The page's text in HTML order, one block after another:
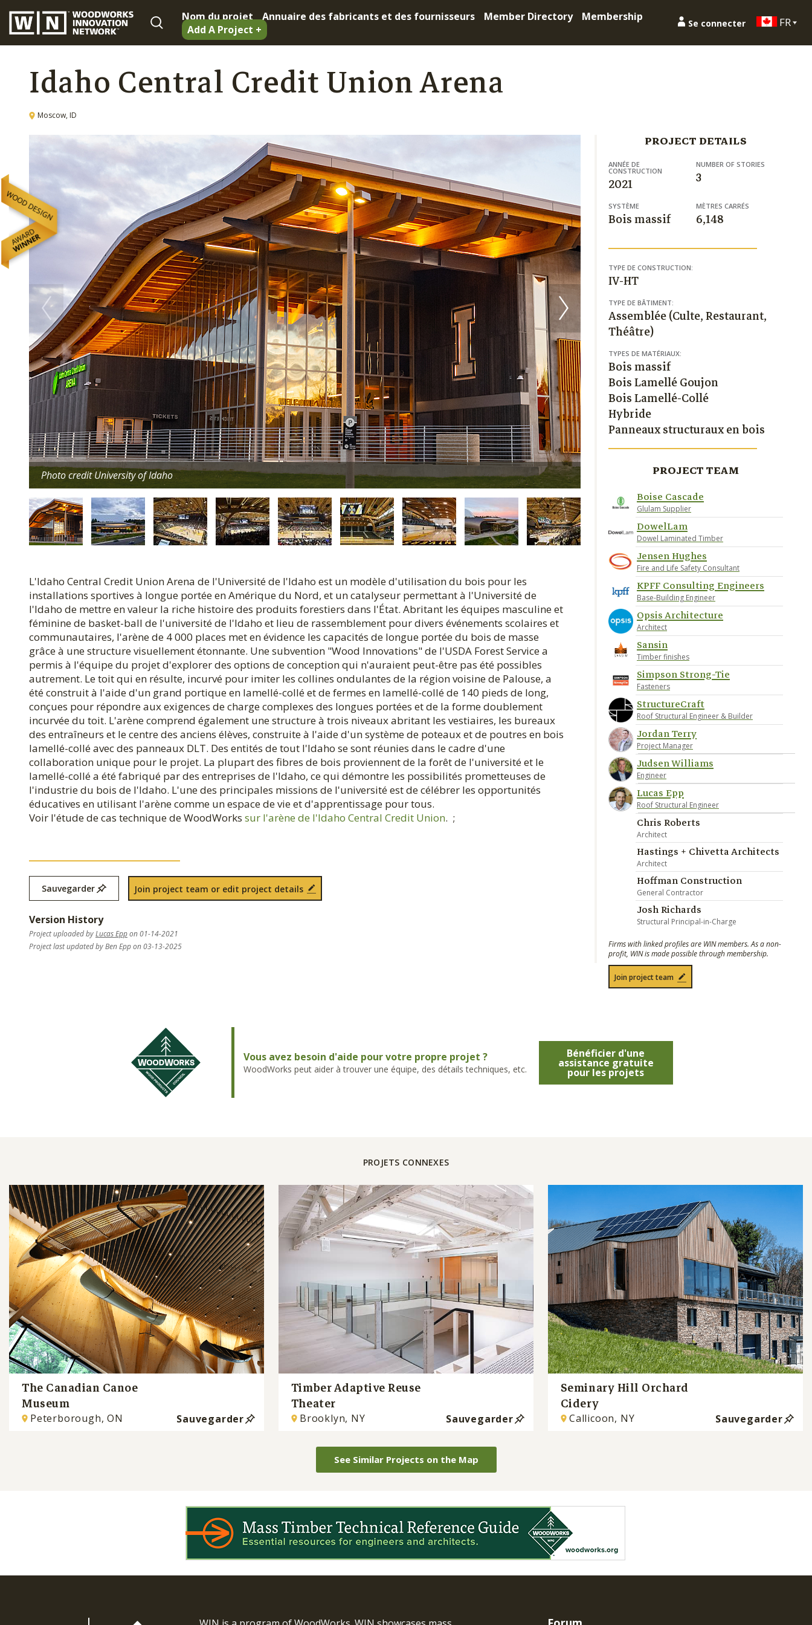
Nom du projet Annuaire des fabricants et des fournisseurs Member Directory
Membership
Add A Project +
Se connecter FR
Idaho Central Credit Union Arena
Moscow, ID
Photo credit University of Idaho
L'Idaho Central Credit Union Arena de l'Université de l'Idaho est un modèle d'utilisation du bois pour les
installations sportives à longue portée en Amérique du Nord, et un catalyseur permettant à l'Université de
l'Idaho de mettre en valeur la riche histoire des produits forestiers dans l'État. Abritant les équipes masculine et
féminine de basket-ball de l'université de l'Idaho et lieu de rassemblement pour divers événements scolaires et
communautaires, l'arène de 4 000 places met en évidence les capacités de longue portée du bois de masse
grâce à une structure visuellement étonnante. Une subvention "Wood Innovations" de l'USDA Forest Service a
permis à l'équipe du projet d'explorer des options de conception qui n'auraient peut-être pas été possibles
autrement. Le toit qui en résulte, incurvé pour imiter les collines ondulantes de la région voisine de Palouse, a
été construit à l'aide d'un grand portique en lamellé-collé et de fermes en lamellé-collé de 140 pieds de long,
conçues pour répondre aux exigences de charge complexes des longues portées et de la forme doublement
incurvée du toit. L'arène comprend également une structure à trois niveaux abritant les vestiaires, les bureaux
des entraîneurs et le centre des anciens élèves, construite à l'aide d'un système de poteaux et de poutres en bois
lamellé-collé avec des panneaux DLT. Des entités de tout l'Idaho se sont réunies dans le cadre d'une
collaboration unique pour le projet. La plupart des fibres de bois proviennent de la forêt de l'université et le
lamellé-collé a été fabriqué par des entreprises de l'Idaho, ce qui démontre les possibilités prometteuses de
l'industrie du bois de l'Idaho. L'une des principales missions de l'université est de célébrer les opportunités
éducatives en utilisant l'arène comme un espace de vie et d'apprentissage pour tous.
Voir l'étude de cas technique de WoodWorks sur l'arène de l'Idaho Central Credit Union. ;
Sauvegarder Join project team or edit project details
Version History
Project uploaded byLucas Eppon 01-14-2021
Project last updated by Ben Epp on 03-13-2025
PROJECT DETAILS
ANNÉE DE
CONSTRUCTION
2021
NUMBER OF STORIES
3
SYSTÈME
Bois massif
MÈTRES CARRÉS
6,148
TYPE DE CONSTRUCTION:
IV-HT
TYPE DE BÂTIMENT:
Assemblée (Culte, Restaurant,
Théâtre)
TYPES DE MATÉRIAUX:
Bois massif
Bois Lamellé Goujon
Bois Lamellé-Collé
Hybride
Panneaux structuraux en bois
PROJECT TEAM
Boise Cascade
Glulam Supplier
DowelLam
Dowel Laminated Timber
Jensen Hughes
Fire and Life Safety Consultant
KPFF Consulting Engineers
Base-Building Engineer
Opsis Architecture
Architect
Sansin
Timber finishes
Simpson Strong-Tie
Fasteners
StructureCraft
Roof Structural Engineer & Builder
Jordan Terry
Project Manager
Judsen Williams
Engineer
Lucas Epp
Roof Structural Engineer
Chris Roberts
Architect
Hastings + Chivetta Architects
Architect
Hoffman Construction
General Contractor
Josh Richards
Structural Principal-in-Charge
Firms with linked profiles are WIN members. As a non-
profit, WIN is made possible through membership.
Join project team
Vous avez besoin d'aide pour votre propre projet ?
WoodWorks peut aider à trouver une équipe, des détails techniques, etc.
Bénéficier d'une
assistance gratuite
pour les projets
PROJETS CONNEXES
The Canadian Canoe
Museum
Peterborough, ON Sauvegarder
Timber Adaptive Reuse
Theater
Brooklyn, NY Sauvegarder
Seminary Hill Orchard
Cidery
Callicoon, NY Sauvegarder
See Similar Projects on the Map